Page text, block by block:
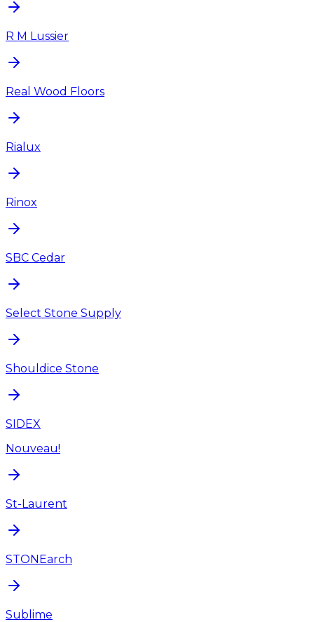
R M Lussier
Real Wood Floors
Rialux
Rinox
SBC Cedar
Select Stone Supply
Shouldice Stone
SIDEX
Nouveau!
St-Laurent
STONEarch
Sublime